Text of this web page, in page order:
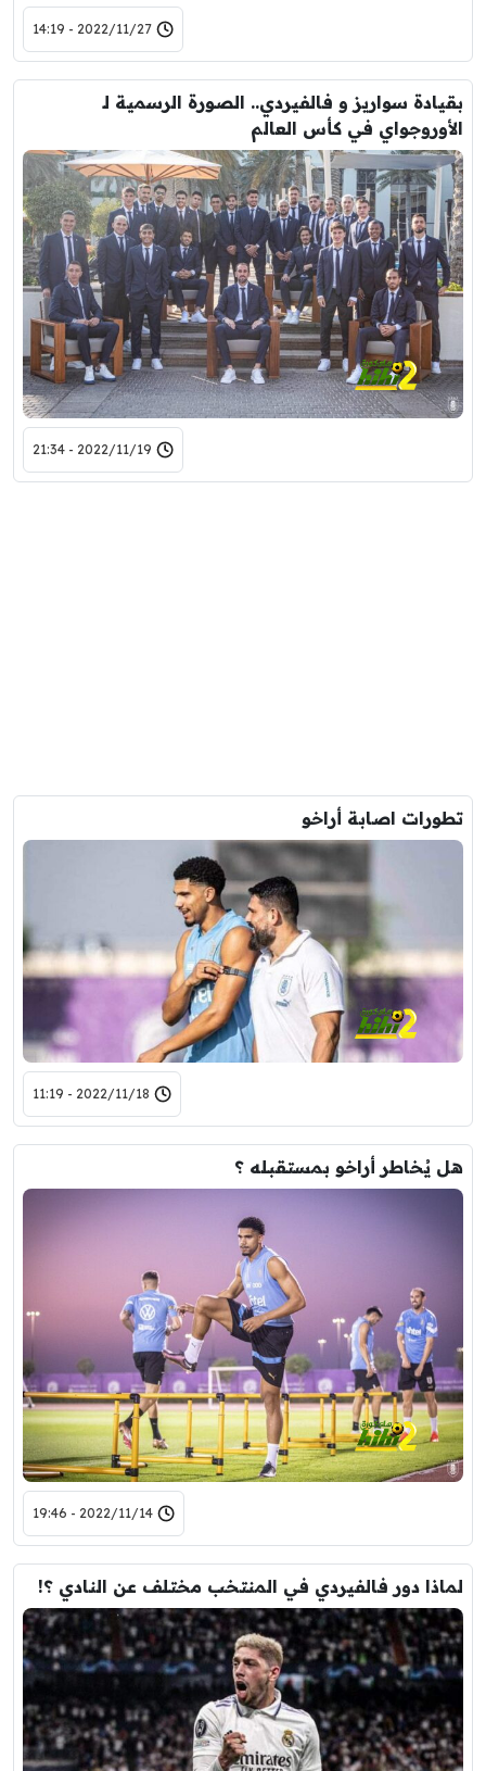
2022/11/27 - 14:19
بقيادة سواريز و فالفيردي.. الصورة الرسمية لـ
الأوروجواي في كأس العالم
2022/11/19 - 21:34
تطورات اصابة أراخو
2022/11/18 - 11:19
هل يُخاطر أراخو بمستقبله ؟
2022/11/14 - 19:46
لماذا دور فالفيردي في المنتخب مختلف عن النادي ؟!